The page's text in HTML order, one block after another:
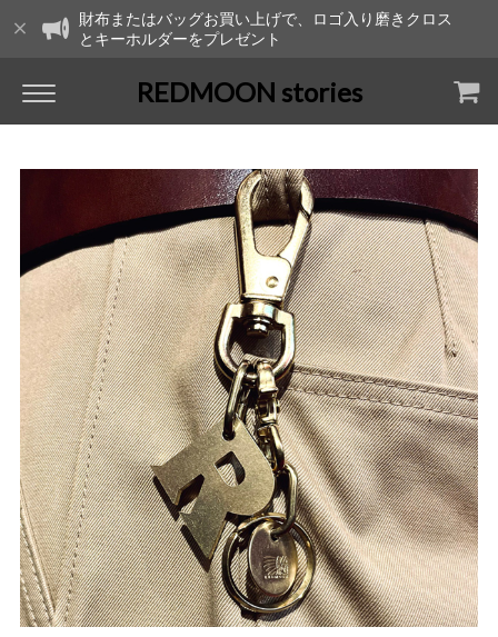
財布またはバッグお買い上げで、ロゴ入り磨きクロス
とキーホルダーをプレゼント
REDMOON stories